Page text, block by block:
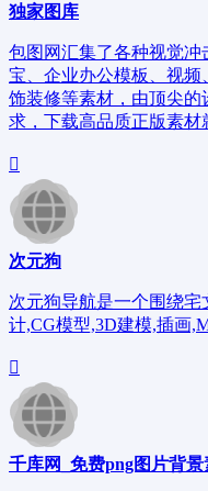
独家图库
包图网汇集了各种视觉
宝、企业办公模板、视
饰装修等素材，由顶尖
求，下载高品质正版素材
次元狗
次元狗导航是一个围绕
计,CG模型,3D建模,插画
千库网_免费png图片背